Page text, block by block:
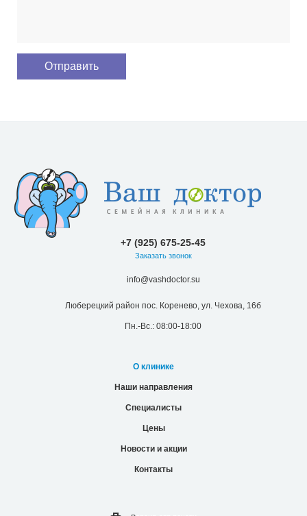
+7 (925) 675-25-45
Заказать звонок
info@vashdoctor.su
Люберецкий район пос. Коренево, ул. Чехова, 16б
Пн.-Вс.: 08:00-18:00
О клинике
Наши направления
Специалисты
Цены
Новости и акции
Контакты